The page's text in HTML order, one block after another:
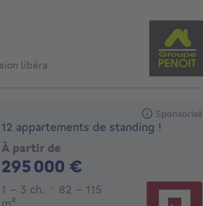
libéra
Sponsorisé
12 appartements de standing !
À partir de
295 000 €
1 - 3 Chambres
1 - 3 ch.
82 - 115